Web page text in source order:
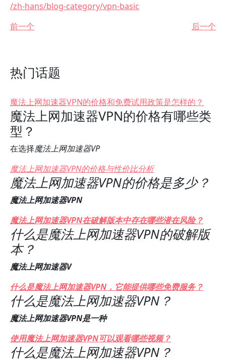
/zh-hans/blog-category/vpn-basic
前一个
后一个
热门话题
魔法上网加速器VPN的价格和免费试用政策是怎样的？
魔法上网加速器VPN的价格有哪些类
型？
在选择魔法上网加速器VP
魔法上网加速器VPN的价格与性价比分析
魔法上网加速器VPN的价格是多少？
魔法上网加速器VPN
魔法上网加速器VPN在破解版本中存在哪些潜在风险？
什么是魔法上网加速器VPN的破解版
本？
魔法上网加速器V
什么是魔法上网加速器VPN，它能提供哪些免费服务？
什么是魔法上网加速器VPN？
魔法上网加速器VPN是一种
使用魔法上网加速器VPN可以观看哪些视频？
什么是魔法上网加速器VPN？